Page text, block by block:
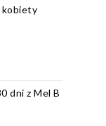
kobiety
dni z Mel B